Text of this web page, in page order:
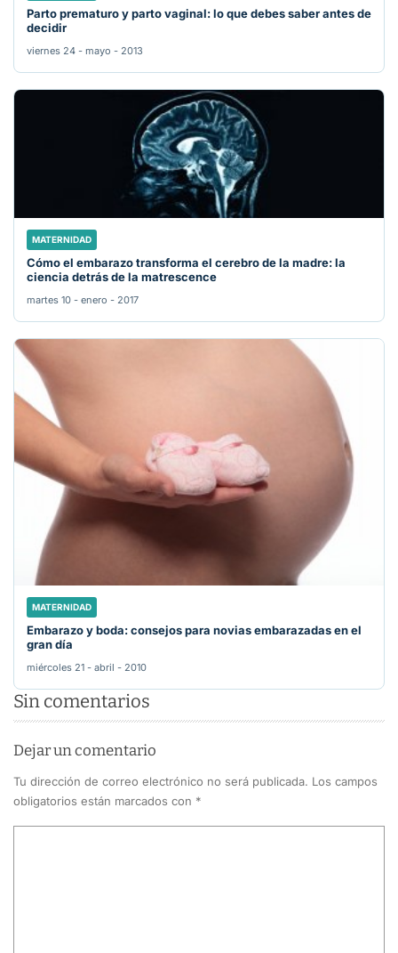
Parto prematuro y parto vaginal: lo que debes saber antes de
decidir
viernes 24 - mayo - 2013
MATERNIDAD
Cómo el embarazo transforma el cerebro de la madre: la
ciencia detrás de la matrescence
martes 10 - enero - 2017
MATERNIDAD
Embarazo y boda: consejos para novias embarazadas en el
gran día
miércoles 21 - abril - 2010
Sin comentarios
Dejar un comentario
Tu dirección de correo electrónico no será publicada. Los campos
obligatorios están marcados con *